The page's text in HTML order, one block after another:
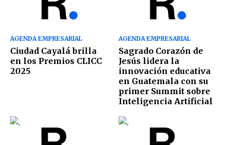
AGENDA EMPRESARIAL
Ciudad Cayalá brilla
en los Premios CLICC
2025
AGENDA EMPRESARIAL
Sagrado Corazón de
Jesús lidera la
innovación educativa
en Guatemala con su
primer Summit sobre
Inteligencia Artificial